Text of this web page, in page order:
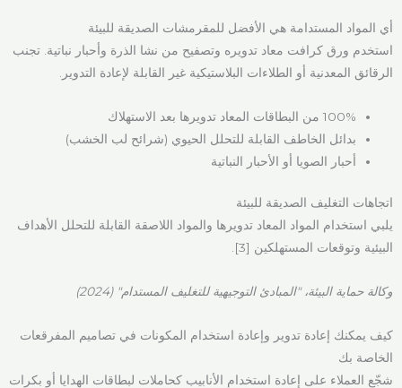
أي المواد المستدامة هي الأفضل للمقرمشات الصديقة للبيئة
استخدم ورق كرافت معاد تدويره وتصفيح من نشا الذرة وأحبار نباتية. تجنب
الرقائق المعدنية أو الطلاءات البلاستيكية غير القابلة لإعادة التدوير.
100% من البطاقات المعاد تدويرها بعد الاستهلاك
بدائل الخاطف القابلة للتحلل الحيوي (شرائح لب الخشب)
أحبار الصويا أو الأحبار النباتية
اتجاهات التغليف الصديقة للبيئة
يلبي استخدام المواد المعاد تدويرها والمواد اللاصقة القابلة للتحلل الأهداف
البيئية وتوقعات المستهلكين [3].
وكالة حماية البيئة، "المبادئ التوجيهية للتغليف المستدام" (2024)
كيف يمكنك إعادة تدوير وإعادة استخدام المكونات في تصاميم المفرقعات
الخاصة بك
شجّع العملاء على إعادة استخدام الأنابيب كحاملات لبطاقات الهدايا أو بكرات